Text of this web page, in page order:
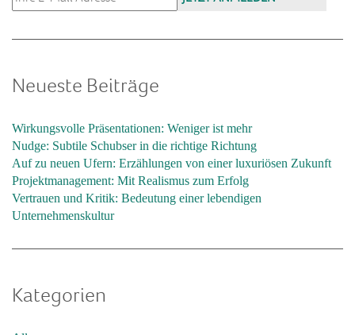
Neueste Beiträge
Wirkungsvolle Präsentationen: Weniger ist mehr
Nudge: Subtile Schubser in die richtige Richtung
Auf zu neuen Ufern: Erzählungen von einer luxuriösen Zukunft
Projektmanagement: Mit Realismus zum Erfolg
Vertrauen und Kritik: Bedeutung einer lebendigen
Unternehmenskultur
Kategorien